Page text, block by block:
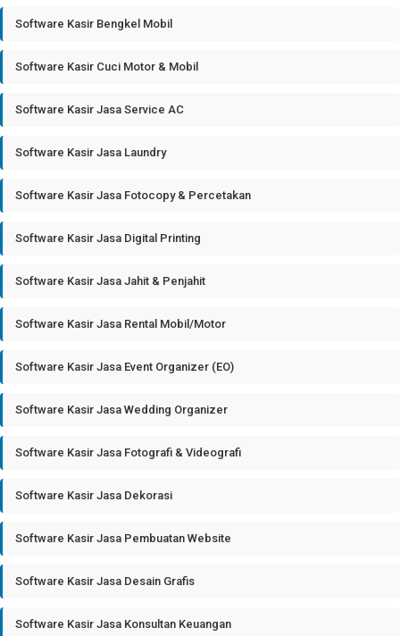
Software Kasir Bengkel Mobil
Software Kasir Cuci Motor & Mobil
Software Kasir Jasa Service AC
Software Kasir Jasa Laundry
Software Kasir Jasa Fotocopy & Percetakan
Software Kasir Jasa Digital Printing
Software Kasir Jasa Jahit & Penjahit
Software Kasir Jasa Rental Mobil/Motor
Software Kasir Jasa Event Organizer (EO)
Software Kasir Jasa Wedding Organizer
Software Kasir Jasa Fotografi & Videografi
Software Kasir Jasa Dekorasi
Software Kasir Jasa Pembuatan Website
Software Kasir Jasa Desain Grafis
Software Kasir Jasa Konsultan Keuangan